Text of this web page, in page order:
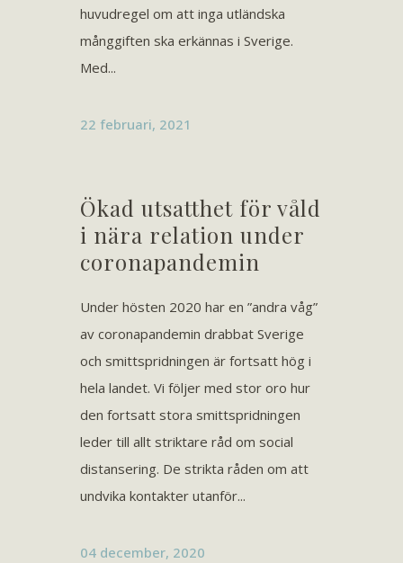
huvudregel om att inga utländska
månggiften ska erkännas i Sverige.
Med...
22 februari, 2021
Ökad utsatthet för våld
i nära relation under
coronapandemin
Under hösten 2020 har en ”andra våg”
av coronapandemin drabbat Sverige
och smittspridningen är fortsatt hög i
hela landet. Vi följer med stor oro hur
den fortsatt stora smittspridningen
leder till allt striktare råd om social
distansering. De strikta råden om att
undvika kontakter utanför...
04 december, 2020